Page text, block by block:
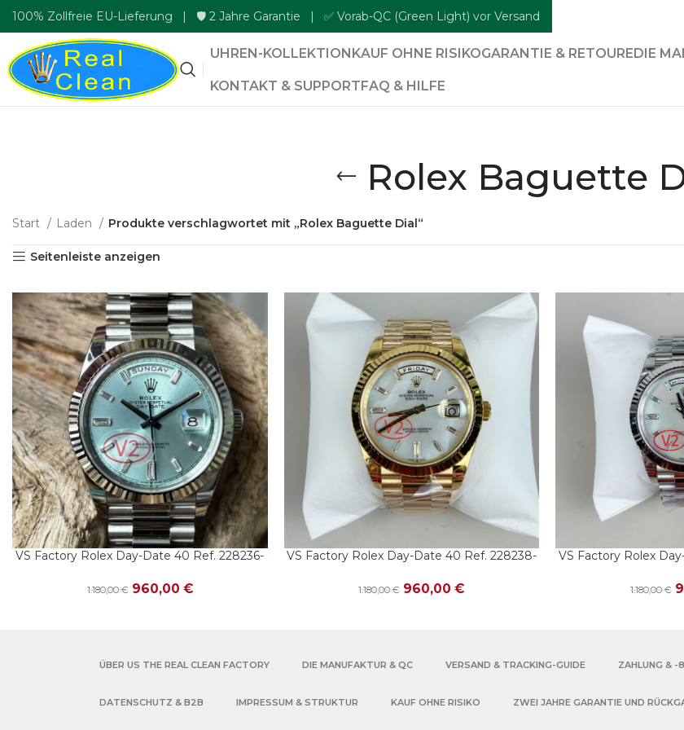
UHREN-KOLLEKTIONKAUF OHNE RISIKOGARANTIE & RETOUREDIE
KONTAKT & SUPPORTFAQ & HILFE
Rolex Baguette
Start Laden Produkte verschlagwortet mit „Rolex Baguette Dial“
Seitenleiste anzeigen
IN DEN WARENKORB
VS Factory Rolex Day-Date 40 Ref. 228236-
3255
1.180,00€ 960,00 €
IN DEN WARENKORB
VS Factory Rolex Day-Date 40 Ref. 228238-
Dandong 3255
1.180,00€ 960,00€
IN DEN WARENKORB
VS Factory Rolex
1.180,00€
ÜBER US THE REAL CLEAN FACTORY DIE MANUFAKTUR & QC VERSAND & TRACKING-GUIDE ZAHLUNG & -
DATENSCHUTZ & B2B IMPRESSUM & STRUKTUR KAUF OHNE RISIKO ZWEI JAHRE GARANTIE UND
100% Zollfreie EU-Lieferung | 🛡️ 2 Jahre Garantie | ✅ Vorab-QC (Green Light) vor Versand